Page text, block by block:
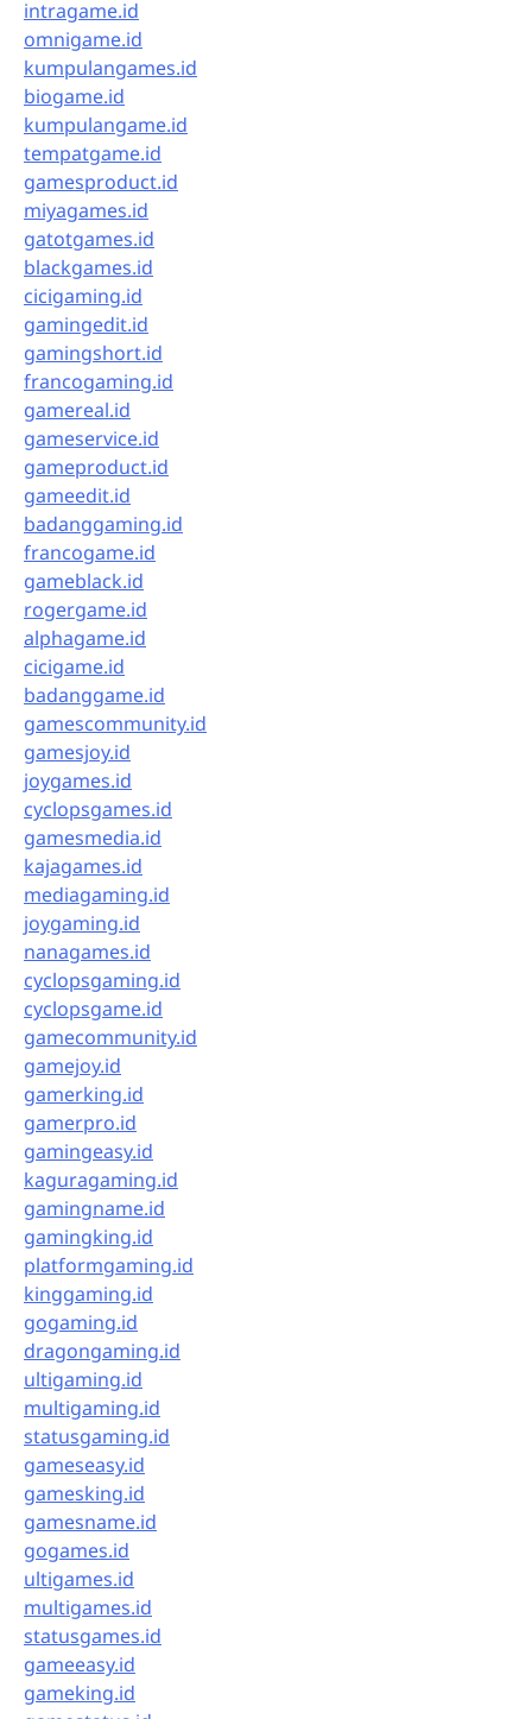
intragame.id
omnigame.id
kumpulangames.id
biogame.id
kumpulangame.id
tempatgame.id
gamesproduct.id
miyagames.id
gatotgames.id
blackgames.id
cicigaming.id
gamingedit.id
gamingshort.id
francogaming.id
gamereal.id
gameservice.id
gameproduct.id
gameedit.id
badanggaming.id
francogame.id
gameblack.id
rogergame.id
alphagame.id
cicigame.id
badanggame.id
gamescommunity.id
gamesjoy.id
joygames.id
cyclopsgames.id
gamesmedia.id
kajagames.id
mediagaming.id
joygaming.id
nanagames.id
cyclopsgaming.id
cyclopsgame.id
gamecommunity.id
gamejoy.id
gamerking.id
gamerpro.id
gamingeasy.id
kaguragaming.id
gamingname.id
gamingking.id
platformgaming.id
kinggaming.id
gogaming.id
dragongaming.id
ultigaming.id
multigaming.id
statusgaming.id
gameseasy.id
gamesking.id
gamesname.id
gogames.id
ultigames.id
multigames.id
statusgames.id
gameeasy.id
gameking.id